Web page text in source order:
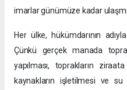
imarlar günümüze kadar
Her ülke, hükümdarının
Çünkü gerçek manada
yapılması, toprakların
kaynakların işletilmesi ve su